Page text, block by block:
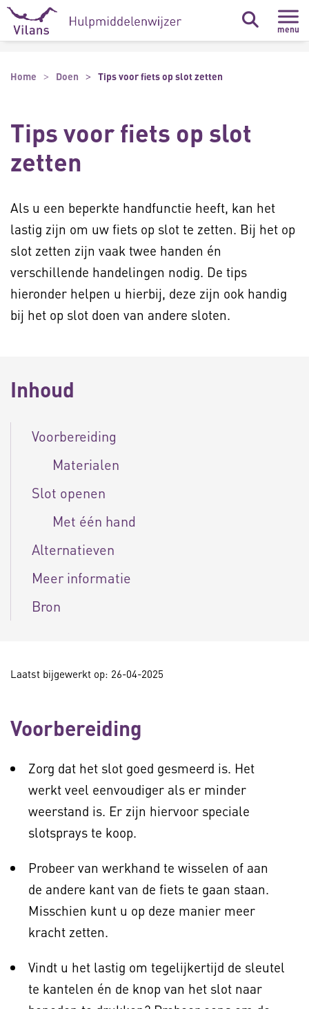
Naar hoofdinhoud
Naar footer
menu
Home Doen Tips voor fiets op slot zetten
Tips voor fiets op slot
zetten
Als u een beperkte handfunctie heeft, kan het
lastig zijn om uw fiets op slot te zetten. Bij het op
slot zetten zijn vaak twee handen én
verschillende handelingen nodig. De tips
hieronder helpen u hierbij, deze zijn ook handig
bij het op slot doen van andere sloten.
Inhoud
Voorbereiding
Materialen
Slot openen
Met één hand
Alternatieven
Meer informatie
Bron
Laatst bijgewerkt op: 26-04-2025
Voorbereiding
Zorg dat het slot goed gesmeerd is. Het
werkt veel eenvoudiger als er minder
weerstand is. Er zijn hiervoor speciale
slotsprays te koop.
Probeer van werkhand te wisselen of aan
de andere kant van de fiets te gaan staan.
Misschien kunt u op deze manier meer
kracht zetten.
Vindt u het lastig om tegelijkertijd de sleutel
te kantelen én de knop van het slot naar